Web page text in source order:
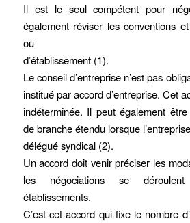
Il est le seul compétent pour
également réviser les conventions
ou
d’établissement (1).
Le conseil d’entreprise n’est pas
institué par accord d’entreprise. Cet
indéterminée. Il peut également
de branche étendu lorsque
délégué syndical (2).
Un accord doit venir préciser les
les négociations se
établissements.
C’est cet accord qui fixe le nombre